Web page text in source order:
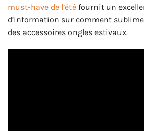
must-have de l’été fournit un
d’information sur comment
des accessoires ongles estivaux.